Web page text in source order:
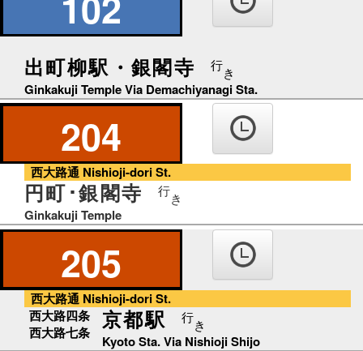
出町柳駅・銀閣寺 行き
Ginkakuji Temple Via Demachiyanagi Sta.
204
西大路通 Nishioji-dori St.
円町･銀閣寺 行き
Ginkakuji Temple
205
西大路通 Nishioji-dori St.
西大路四条
西大路七条
京都駅 行き
Kyoto Sta. Via Nishioji Shijo